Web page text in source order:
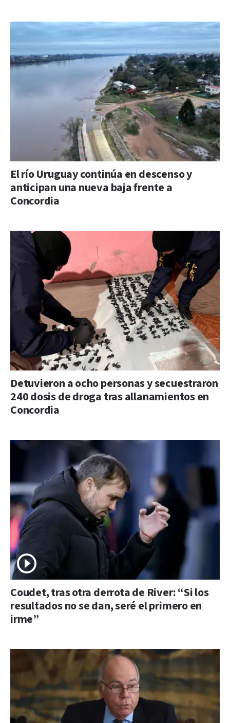
El río Uruguay continúa en descenso y
anticipan una nueva baja frente a
Concordia
Detuvieron a ocho personas y secuestraron
240 dosis de droga tras allanamientos en
Concordia
Coudet, tras otra derrota de River: “Si los
resultados no se dan, seré el primero en
irme”